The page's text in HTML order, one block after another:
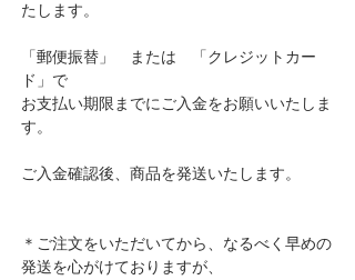
たします。
「郵便振替」　または　「クレジットカー
ド」で
お支払い期限までにご入金をお願いいたしま
す。
ご入金確認後、商品を発送いたします。
＊ご注文をいただいてから、なるべく早めの
発送を心がけておりますが、